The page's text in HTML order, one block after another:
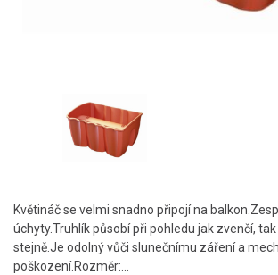
Květináč se velmi snadno připojí na
úchyty.Truhlík působí při pohledu jak zvenčí,
stejně.Je odolný vůči slunečnímu záření a
poškození.Rozměr:...